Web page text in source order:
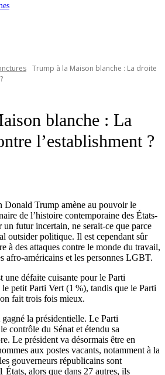
Trump à la Maison blanche : La droite
blanche : La
l’establishment ?
Trump amène au pouvoir le
de l’histoire contemporaine des États-
futur incertain, ne serait-ce que parce
outsider politique. Il est cependant sûr
à des attaques contre le monde du travail,
afro-américains et les personnes LGBT.
une défaite cuisante pour le Parti
petit Parti Vert (1 %), tandis que le Parti
fait trois fois mieux.
gagné la présidentielle. Le Parti
contrôle du Sénat et étendu sa
Le président va désormais être en
aux postes vacants, notamment à la
gouverneurs républicains sont
États, alors que dans 27 autres, ils